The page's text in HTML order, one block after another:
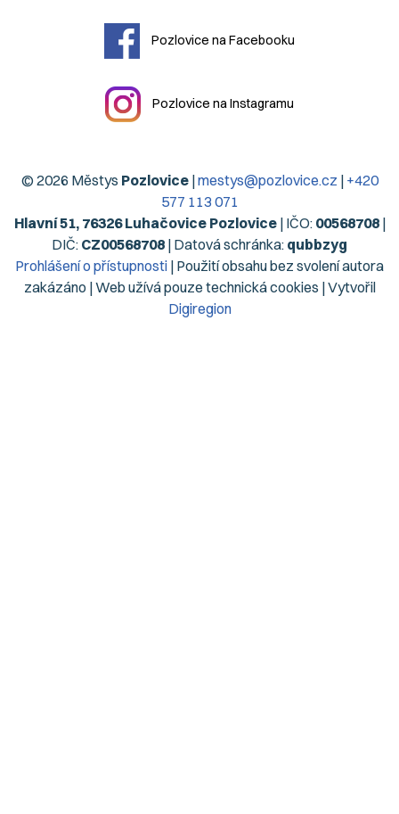
Pozlovice na Facebooku
Pozlovice na Instagramu
© 2026 Městys Pozlovice|mestys@pozlovice.cz | +420
577 113 071
Hlavní 51, 76326 Luhačovice Pozlovice| IČO: 00568708|
DIČ: CZ00568708 | Datová schránka: qubbzyg
Prohlášení o přístupnosti | Použití obsahu bez svolení autora
zakázáno | Web užívá pouze technická cookies | Vytvořil
Digiregion